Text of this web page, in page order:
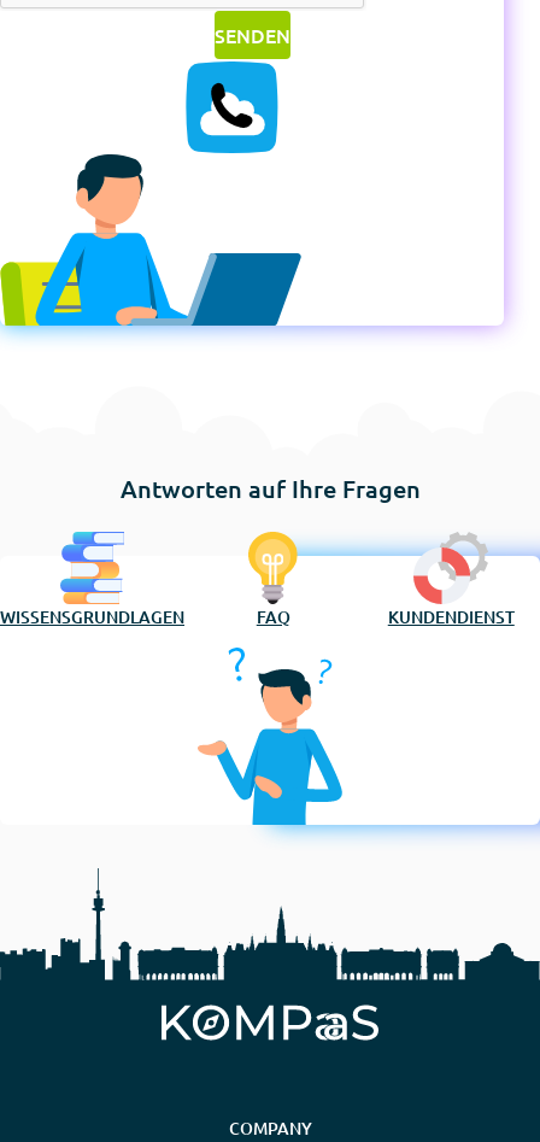
Antworten auf Ihre Fragen
WISSENSGRUNDLAGEN FAQ KUNDENDIENST
COMPANY